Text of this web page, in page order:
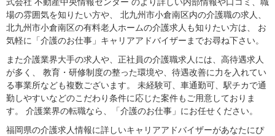
式会社 不動産中央情報センター のより詳しい内部情報や口コミ、職
場の雰囲気を知りたい方や、 北九州市小倉南区内の介護職の求人、
北九州市小倉南区の有料老人ホームの介護求人も知りたい方は、 お
気軽に「介護のお仕事」キャリアアドバイザーまでお尋ね下さい。
また介護業界大手の求人や、正社員の介護職求人には、高待遇求人
が多く、 教育・研修制度の整った環境や、待遇改善に力を入れてい
る事業所なども複数ございます。 未経験可、車通勤可、駅チカで通
勤しやすいなどのこだわり条件に応じた案件もご用意しておりま
す。 介護業界の転職なら、「介護のお仕事」にお任せください。
福岡県の介護求人情報に詳しいキャリアアドバイザーがあなたにぴ